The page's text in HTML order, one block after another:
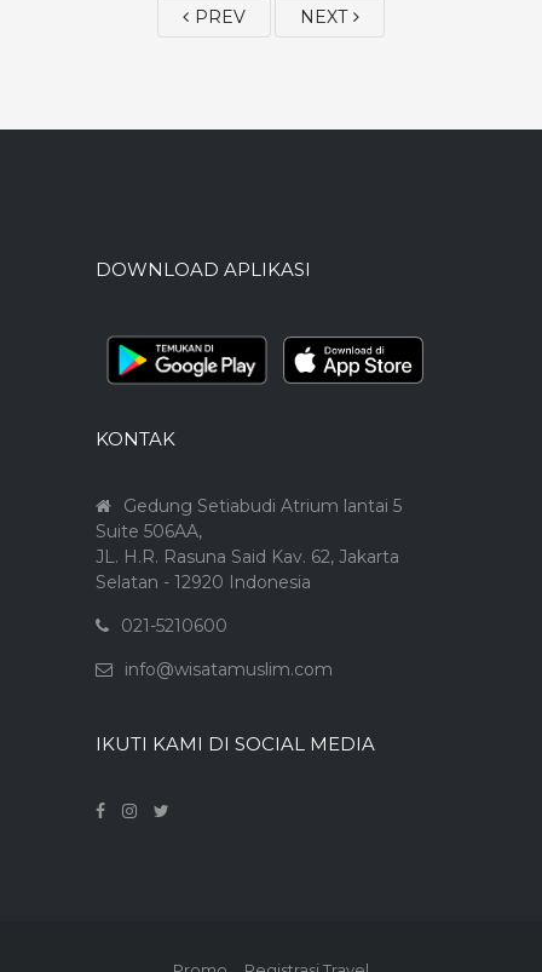
PREV NEXT
DOWNLOAD APLIKASI
KONTAK
Gedung Setiabudi Atrium lantai 5
Suite 506AA,
JL. H.R. Rasuna Said Kav. 62, Jakarta
Selatan - 12920 Indonesia
021-5210600
info@wisatamuslim.com
IKUTI KAMI DI SOCIAL MEDIA